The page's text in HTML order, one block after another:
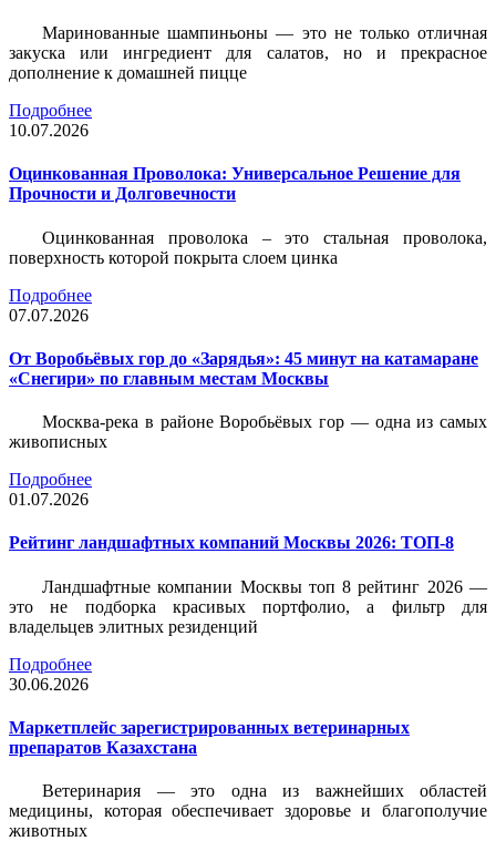
Маринованные шампиньоны — это не только отличная
закуска или ингредиент для салатов, но и прекрасное
дополнение к домашней пицце
Подробнее
10.07.2026
Оцинкованная Проволока: Универсальное Решение для
Прочности и Долговечности
Оцинкованная проволока – это стальная проволока,
поверхность которой покрыта слоем цинка
Подробнее
07.07.2026
От Воробьёвых гор до «Зарядья»: 45 минут на катамаране
«Снегири» по главным местам Москвы
Москва-река в районе Воробьёвых гор — одна из самых
живописных
Подробнее
01.07.2026
Рейтинг ландшафтных компаний Москвы 2026: ТОП-8
Ландшафтные компании Москвы топ 8 рейтинг 2026 —
это не подборка красивых портфолио, а фильтр для
владельцев элитных резиденций
Подробнее
30.06.2026
Маркетплейс зарегистрированных ветеринарных
препаратов Казахстана
Ветеринария — это одна из важнейших областей
медицины, которая обеспечивает здоровье и благополучие
животных